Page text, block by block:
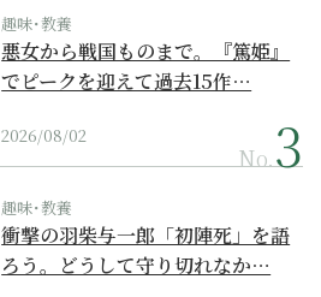
趣味･教養
悪女から戦国ものまで。『篤姫』
でピークを迎えて過去15作…
2026/08/02
No.
趣味･教養
衝撃の羽柴与一郎「初陣死」を語
ろう。どうして守り切れなか…